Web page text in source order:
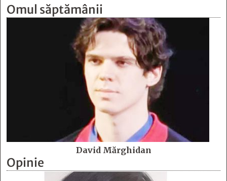
Omul săptămânii
David Mărghidan
Opinie